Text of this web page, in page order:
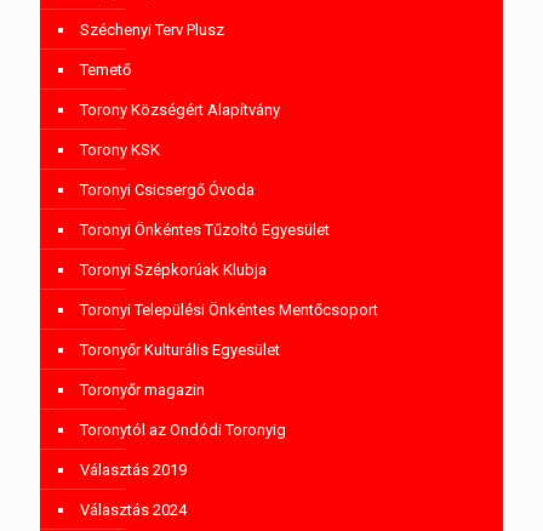
Széchenyi Terv Plusz
Temető
Torony Községért Alapítvány
Torony KSK
Toronyi Csicsergő Óvoda
Toronyi Önkéntes Tűzoltó Egyesület
Toronyi Szépkorúak Klubja
Toronyi Települési Önkéntes Mentőcsoport
Toronyőr Kulturális Egyesület
Toronyőr magazin
Toronytól az Ondódi Toronyig
Választás 2019
Választás 2024